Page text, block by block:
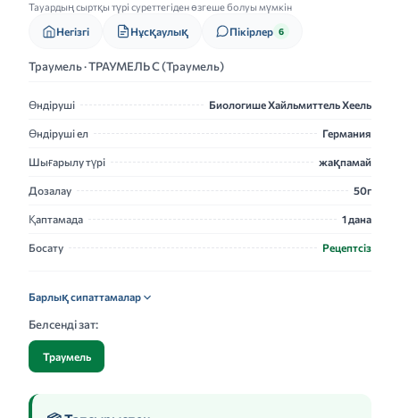
Тауардың сыртқы түрі суреттегіден өзгеше болуы мүмкін
Негізгі Нұсқаулық Пікірлер 6
Траумель · ТРАУМЕЛЬ С (Траумель)
Өндіруші Биологише Хайльмиттель Хеель
Өндіруші ел Германия
Шығарылу түрі жақпамай
Дозалау 50г
Қаптамада 1 дана
Босату Рецептсіз
Барлық сипаттамалар
Белсенді зат:
Траумель